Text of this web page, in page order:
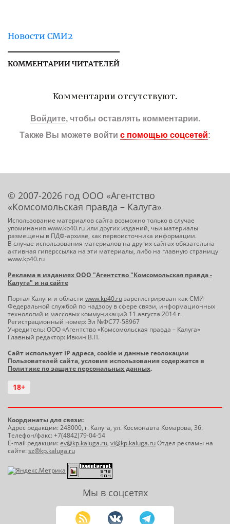
Новости СМИ2
КОММЕНТАРИИ ЧИТАТЕЛЕЙ
Комментарии отсутствуют.
Войдите, чтобы оставлять комментарии.
Также Вы можете войти с помощью соцсетей:
© 2007-2026 год ООО «Агентство
«Комсомольская правда – Калуга»
Использование материалов сайта возможно только в случае
упоминания www.kp40.ru или других изданий, чьи материалы
размещены в ПДФ-архиве, как первоисточника информации.
В случае использования материалов на других сайтах обязательна
активная гиперссылка на эти материалы, либо на главную страницу
www.kp40.ru
Реклама в изданиях ООО "Агентство "Комсомольская правда -
Калуга" и на сайте
Портал Калуги и области www.kp40.ruзарегистрирован как СМИ
Федеральной службой по надзору в сфере связи, информационных
технологий и массовых коммуникаций 11 августа 2014 г.
Регистрационный номер: Эл №ФС77-58967
Учредитель: ООО «Агентство «Комсомольская правда – Калуга»
Главный редактор: Ивкин В.П.
Сайт использует IP адреса, cookie и данные геолокации
Пользователей сайта, условия использования содержатся в
Политике по защите персональных данных.
18+
Координаты для связи:
Адрес редакции: 248000, г. Калуга, ул. Космонавта Комарова, 36.
Телефон/факс: +7(4842)79-04-54
E-mail редакции:ev@kp.kaluga.ru, vi@kp.kaluga.ruОтдел рекламы на
сайте:sz@kp.kaluga.ru
Мы в соцсетях